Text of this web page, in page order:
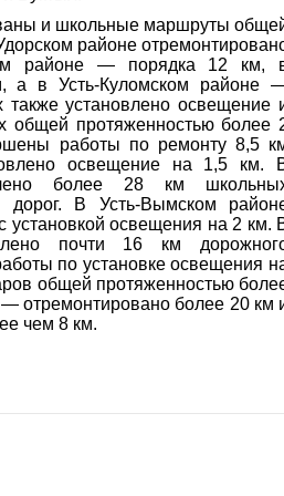
и школьные маршруты
районе
районе — порядка 12 км,
а в Усть-Куломском районе
установлено освещение
общей протяженностью более
работы по ремонту 8,5
освещение на 1,5 км.
более 28 км
В Усть-Вымском
установкой освещения на 2 км.
почти 16 км
по установке освещения
общей протяженностью
отремонтировано более 20 км
чем 8 км.